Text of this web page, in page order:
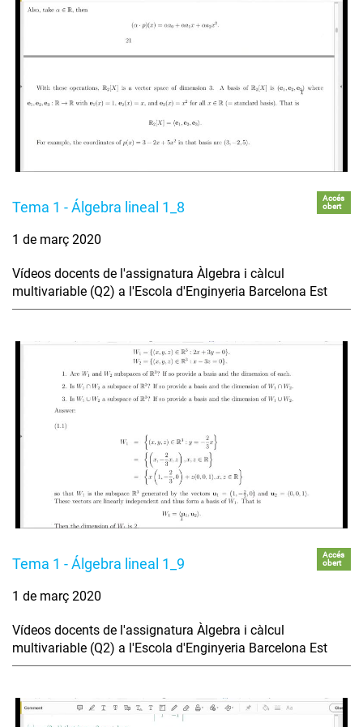
Tema 1 - Álgebra lineal 1_8
Accés
obert
1 de març 2020
Vídeos docents de l'assignatura Àlgebra i càlcul
multivariable (Q2) a l'Escola d'Enginyeria Barcelona Est
Tema 1 - Álgebra lineal 1_9
Accés
obert
1 de març 2020
Vídeos docents de l'assignatura Àlgebra i càlcul
multivariable (Q2) a l'Escola d'Enginyeria Barcelona Est